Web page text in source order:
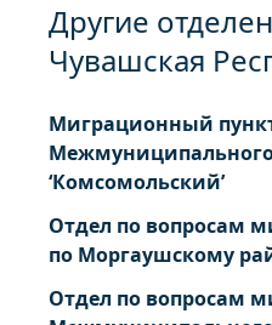
Другие
Чувашская
Миграционный
‘Комсомольский’
Отдел по вопросам
по Моргаушскому
Отдел по вопросам